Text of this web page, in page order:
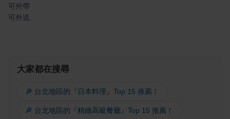
可外帶
可外送
大家都在搜尋
🔎 台北地區的『日本料理』Top 15 推薦！
🔎 台北地區的『精緻高級餐廳』Top 15 推薦！